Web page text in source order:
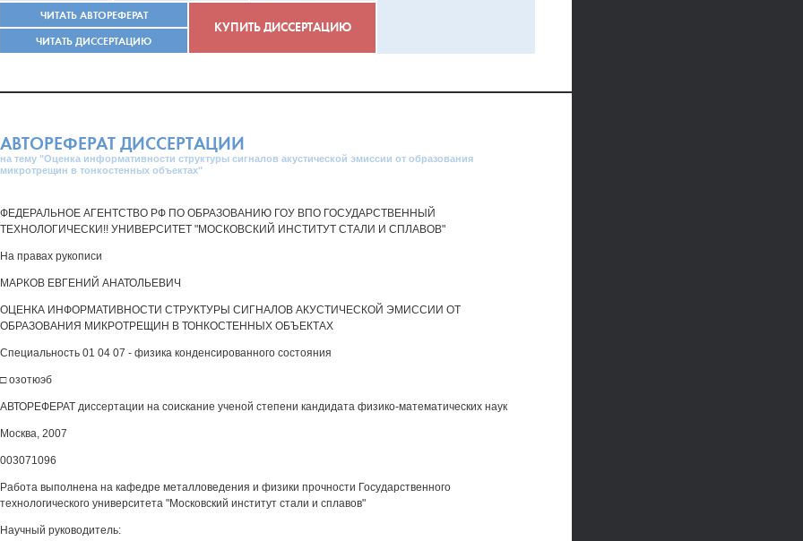
ЧИТАТЬ АВТОРЕФЕРАТ
ЧИТАТЬ ДИССЕРТАЦИЮ
КУПИТЬ ДИССЕРТАЦИЮ
АВТОРЕФЕРАТ ДИССЕРТАЦИИ
на тему "Оценка информативности структуры сигналов акустической эмиссии от образования
микротрещин в тонкостенных объектах"
ФЕДЕРАЛЬНОЕ АГЕНТСТВО РФ ПО ОБРАЗОВАНИЮ ГОУ ВПО ГОСУДАРСТВЕННЫЙ
ТЕХНОЛОГИЧЕСКИ!! УНИВЕРСИТЕТ "МОСКОВСКИЙ ИНСТИТУТ СТАЛИ И СПЛАВОВ"
На правах рукописи
МАРКОВ ЕВГЕНИЙ АНАТОЛЬЕВИЧ
ОЦЕНКА ИНФОРМАТИВНОСТИ СТРУКТУРЫ СИГНАЛОВ АКУСТИЧЕСКОЙ ЭМИССИИ ОТ
ОБРАЗОВАНИЯ МИКРОТРЕЩИН В ТОНКОСТЕННЫХ ОБЪЕКТАХ
Специальность 01 04 07 - физика конденсированного состояния
□ озотюэб
АВТОРЕФЕРАТ диссертации на соискание ученой степени кандидата физико-математических наук
Москва, 2007
003071096
Работа выполнена на кафедре металловедения и физики прочности Государственного
технологического университета "Московский институт стали и сплавов"
Научный руководитель: